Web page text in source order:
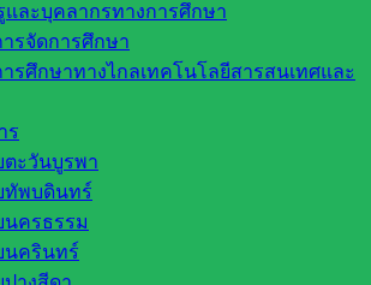
ละบุคลากรทางการศึกษา
รจัดการศึกษา
รศึกษาทางไกลเทคโนโลยีสารสนเทศและ
ร
ตะวันบูรพา
ทัพบดินทร์
นครธรรม
นครินทร์